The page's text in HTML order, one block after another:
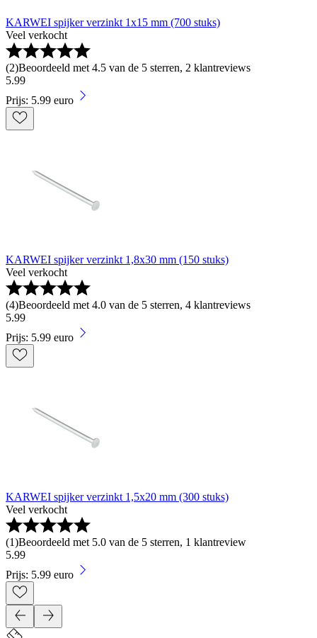
KARWEI spijker verzinkt 1x15 mm (700 stuks)
Veel verkocht
(2)Beoordeeld met 4.5 van de 5 sterren, 2 klantreviews
5.99
Prijs: 5.99 euro
KARWEI spijker verzinkt 1,8x30 mm (150 stuks)
Veel verkocht
(4)Beoordeeld met 4.0 van de 5 sterren, 4 klantreviews
5.99
Prijs: 5.99 euro
KARWEI spijker verzinkt 1,5x20 mm (300 stuks)
Veel verkocht
(1)Beoordeeld met 5.0 van de 5 sterren, 1 klantreview
5.99
Prijs: 5.99 euro